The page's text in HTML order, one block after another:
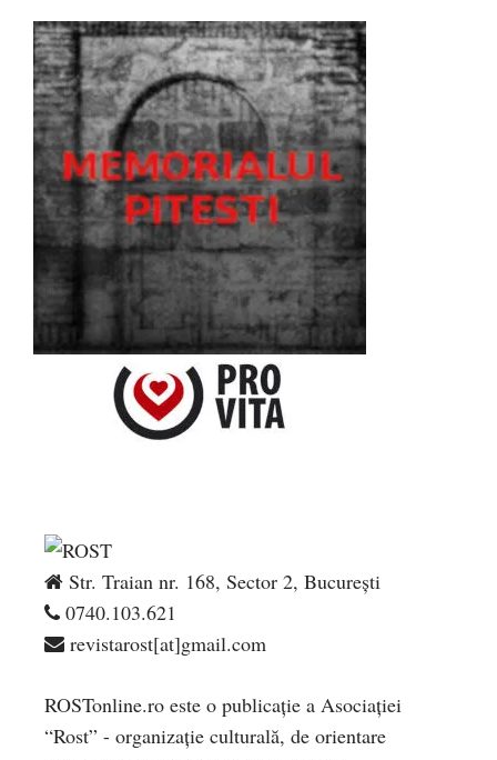
Str. Traian nr. 168, Sector 2, București
0740.103.621
revistarost[at]gmail.com
ROSTonline.ro este o publicaţie a Asociaţiei
“Rost” - organizaţie culturală, de orientare